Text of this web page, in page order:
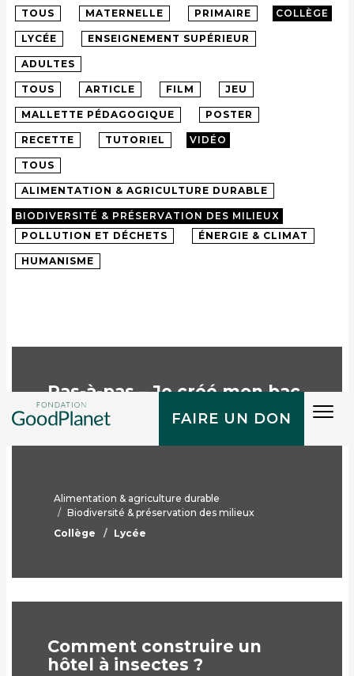
FAIRE UN DON
TOUS MATERNELLE PRIMAIRE COLLÈGE
LYCÉE ENSEIGNEMENT SUPÉRIEUR
ADULTES
TOUS ARTICLE FILM JEU
MALLETTE PÉDAGOGIQUE POSTER
RECETTE TUTORIEL VIDÉO
TOUS
ALIMENTATION & AGRICULTURE DURABLE
BIODIVERSITÉ & PRÉSERVATION DES MILIEUX
POLLUTION ET DÉCHETS
ÉNERGIE & CLIMAT
HUMANISME
Pas-à-pas – Je créé mon bac
potager de A à Z
Alimentation & agriculture durable
Biodiversité & préservation des milieux
Collège
Lycée
Comment construire un
hôtel à insectes ?